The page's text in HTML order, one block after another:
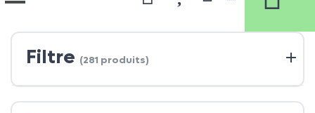
Filtre (281 produits)